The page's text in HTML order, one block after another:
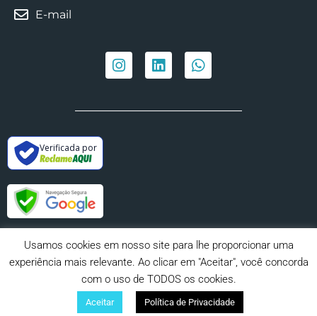
E-mail
Verificada por
Usamos cookies em nosso site para lhe proporcionar uma
experiência mais relevante. Ao clicar em "Aceitar", você concorda
com o uso de TODOS os cookies.
Aceitar Política de Privacidade